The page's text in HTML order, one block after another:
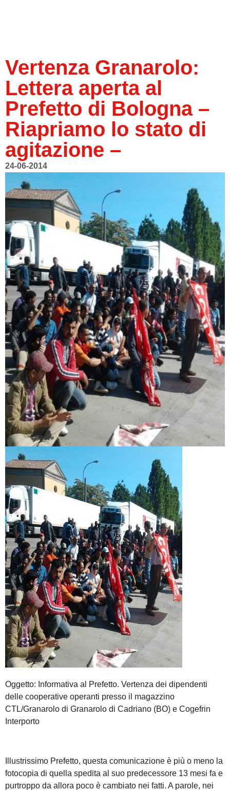
Vertenza Granarolo:
Lettera aperta al
Prefetto di Bologna –
Riapriamo lo stato di
agitazione –
24-06-2014
Oggetto: Informativa al Prefetto. Vertenza dei dipendenti
delle cooperative operanti presso il magazzino
CTL/Granarolo di Granarolo di Cadriano (BO) e Cogefrin
Interporto
Illustrissimo Prefetto, questa comunicazione è più o meno la
fotocopia di quella spedita al suo predecessore 13 mesi fa e
purtroppo da allora poco è cambiato nei fatti. A parole, nei